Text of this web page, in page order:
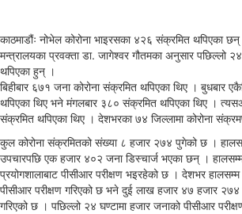
काठमाडौंः नोभेल कोरोना भाइरसका ४२६ संक्रमित थपिएका
मन्त्रालयका प्रवक्ता डा. जागेश्‍वर गौतमका अनुसार पछिल्लो
थपिएका हुन् ।
बिहीबार ६७१ जना कोरोना संक्रमित थपिएका थिए । बुधबार
थपिएका थिए भने मंगलबार ३८० संक्रमित थपिएका थिए ।
संक्रमित थपिएका थिए । देशभरका ७४ जिल्लामा कोरोना
कुल कोरोना संक्रमितको संख्या ८ हजार २७४ पुगेको छ ।
उपचारपछि एक हजार ४०२ जना डिस्चार्ज भएका छन् ।
प्रयोगशालाबाट पीसीआर परीक्षण भइरहेको छ । देशभर
पीसीआर परीक्षण गरिएको छ भने दुई लाख हजार ४७ हजार २७४
गरिएको छ । पछिल्लो २४ घण्टामा हजार जनाको पीसीआर